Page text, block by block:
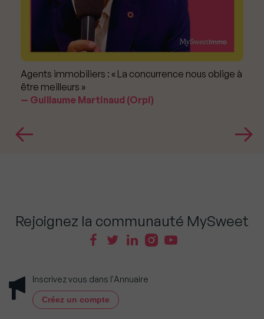
Agents immobiliers : « La concurrence nous oblige à
être meilleurs »
Guillaume Martinaud (Orpi)
Rejoignez la communauté MySweet
Inscrivez vous dans l'Annuaire
Créez un compte